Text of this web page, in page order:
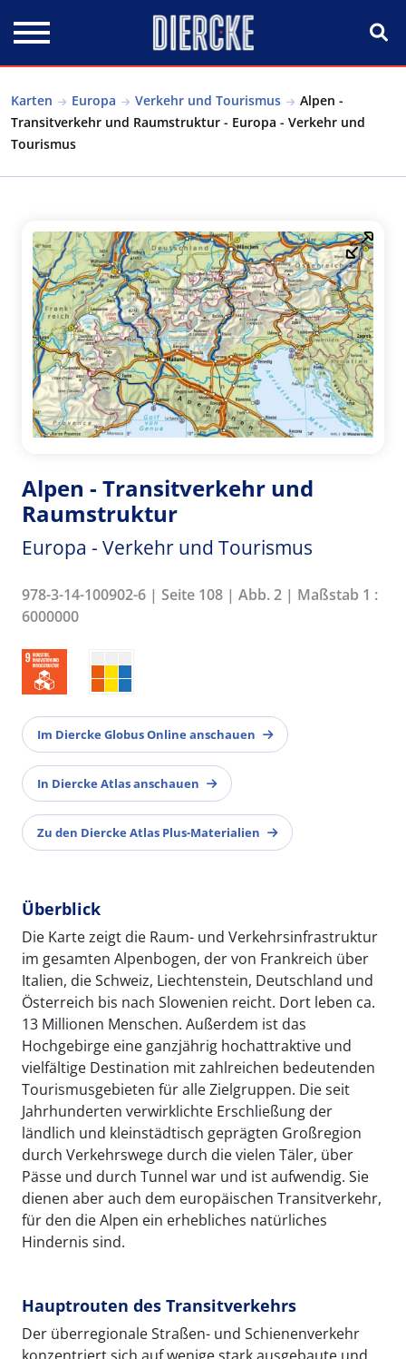
Karten Europa Verkehr und Tourismus
Alpen -
Transitverkehr und Raumstruktur - Europa - Verkehr und
Tourismus
Alpen - Transitverkehr und
Raumstruktur
Europa - Verkehr und Tourismus
978-3-14-100902-6 | Seite 108 | Abb. 2 | Maßstab 1 :
6000000
Im Diercke Globus Online anschauen
In Diercke Atlas anschauen
Zu den Diercke Atlas Plus-Materialien
Überblick
Die Karte zeigt die Raum- und Verkehrsinfrastruktur
im gesamten Alpenbogen, der von Frankreich über
Italien, die Schweiz, Liechtenstein, Deutschland und
Österreich bis nach Slowenien reicht. Dort leben ca.
13 Millionen Menschen. Außerdem ist das
Hochgebirge eine ganzjährig hochattraktive und
vielfältige Destination mit zahlreichen bedeutenden
Tourismusgebieten für alle Zielgruppen. Die seit
Jahrhunderten verwirklichte Erschließung der
ländlich und kleinstädtisch geprägten Großregion
durch Verkehrswege durch die vielen Täler, über
Pässe und durch Tunnel war und ist aufwendig. Sie
dienen aber auch dem europäischen Transitverkehr,
für den die Alpen ein erhebliches natürliches
Hindernis sind.
Hauptrouten des Transitverkehrs
Der überregionale Straßen- und Schienenverkehr